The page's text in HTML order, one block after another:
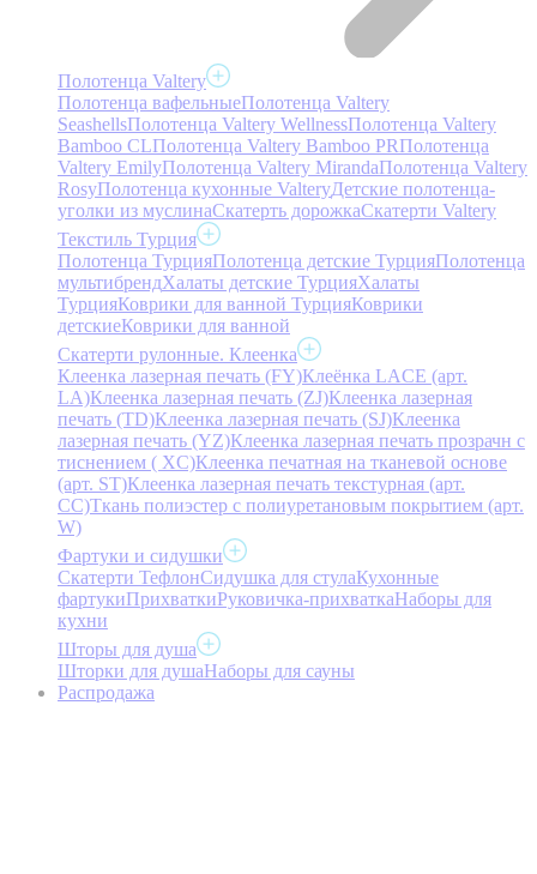
Полотенца Valtery
Полотенца вафельныеПолотенца Valtery
SeashellsПолотенца Valtery WellnessПолотенца Valtery
Bamboo CLПолотенца Valtery Bamboo PRПолотенца
Valtery EmilyПолотенца Valtery MirandaПолотенца Valtery
RosyПолотенца кухонные ValteryДетские полотенца-
уголки из муслинаСкатерть дорожкаСкатерти Valtery
Текстиль Турция
Полотенца ТурцияПолотенца детские ТурцияПолотенца
мультибрендХалаты детские ТурцияХалаты
ТурцияКоврики для ванной ТурцияКоврики
детскиеКоврики для ванной
Скатерти рулонные. Клеенка
Клеенка лазерная печать (FY)Клеёнка LACE (арт.
LA)Клеенка лазерная печать (ZJ)Клеенка лазерная
печать (TD)Клеенка лазерная печать (SJ)Клеенка
лазерная печать (YZ)Клеенка лазерная печать прозрачн с
тиснением ( XC)Клеенка печатная на тканевой основе
(арт. ST)Клеенка лазерная печать текстурная (арт.
CC)Ткань полиэстер с полиуретановым покрытием (арт.
W)
Фартуки и сидушки
Скатерти ТефлонСидушка для стулаКухонные
фартукиПрихваткиРуковичка-прихваткаНаборы для
кухни
Шторы для душа
Шторки для душаНаборы для сауны
Распродажа